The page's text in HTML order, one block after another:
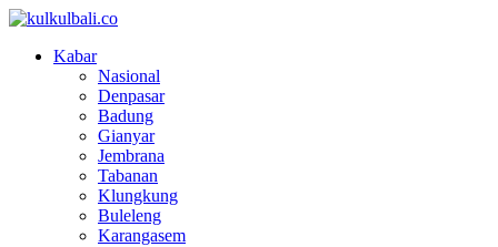
Kabar
Nasional
Denpasar
Badung
Gianyar
Jembrana
Tabanan
Klungkung
Buleleng
Karangasem